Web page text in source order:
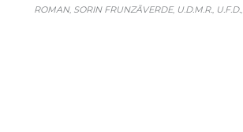
ROMAN, SORIN FRUNZÃVERDE, U.D.M.R., U.F.D.,